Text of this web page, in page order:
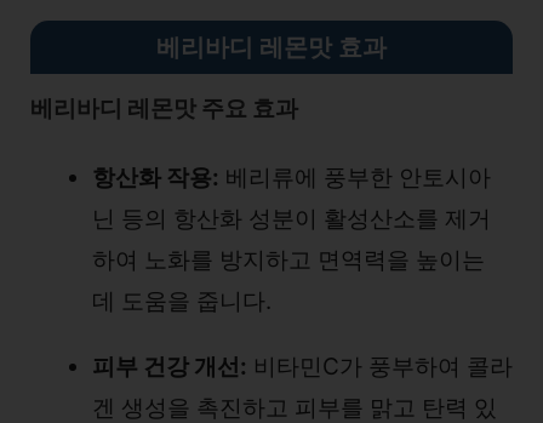
베리바디 레몬맛 효과
베리바디 레몬맛 주요 효과
항산화 작용: 베리류에 풍부한 안토시아
닌 등의 항산화 성분이 활성산소를 제거
하여 노화를 방지하고 면역력을 높이는
데 도움을 줍니다.
피부 건강 개선: 비타민C가 풍부하여 콜라
겐 생성을 촉진하고 피부를 맑고 탄력 있